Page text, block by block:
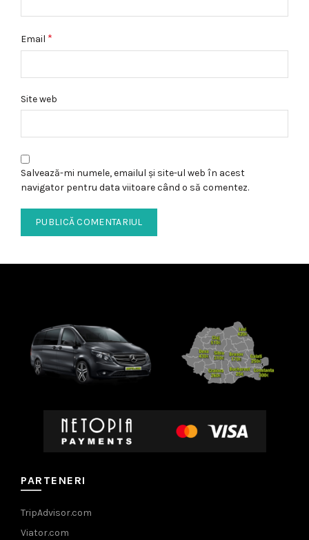
Email *
Site web
Salvează-mi numele, emailul și site-ul web în acest
navigator pentru data viitoare când o să comentez.
PARTENERI
TripAdvisor.com
Viator.com